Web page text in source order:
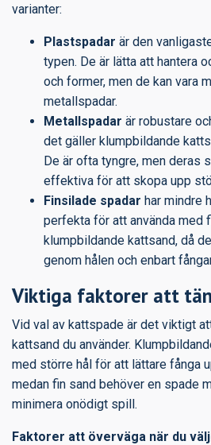
varianter:
Plastspadar är den
typen. De är lätta att hantera
och former, men de kan vara
metallspadar.
Metallspadar är robustare
det gäller klumpbildande
De är ofta tyngre, men deras
effektiva för att skopa upp
Finsilade spadar har mindre
perfekta för att använda med
klumpbildande kattsand, då
genom hålen och enbart
Viktiga faktorer att
Vid val av kattspade är det viktigt
kattsand du använder.
med större hål för att lättare fånga
medan fin sand behöver en spade
minimera onödigt spill.
Faktorer att överväga när du